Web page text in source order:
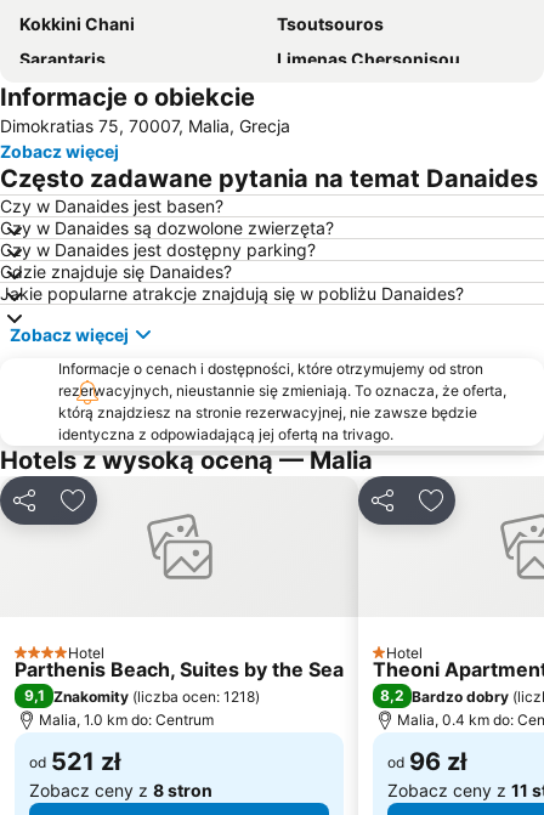
Kokkini Chani
Tsoutsouros
Sarantaris
Limenas Chersonisou
Mochos
Elounda
Plaka
Palace of Knossos
Heraklion Port
Voulisma
Plaża Amoudara
Agios Nikolaos
Lygaria
Aposelemis
Panagia Kera Kritsas
Schisma
Agios Nikolaos
Old Town of Heraklion
Crete Resistance Monument
East Beach of Ierapetra
Potamos
Bufos
Port of Hersonissos
Acqua Plus Water Park
Domes of Elounda - Gourmet Festival
Spinalonga
Informacje o obiekcie
Dimokratias 75, 70007, Malia, Grecja
Zobacz więcej
Często zadawane pytania na temat Danaides
Czy w Danaides jest basen?
Czy w Danaides są dozwolone zwierzęta?
Czy w Danaides jest dostępny parking?
Gdzie znajduje się Danaides?
Jakie popularne atrakcje znajdują się w pobliżu Danaides?
Zobacz więcej
Informacje o cenach i dostępności, które otrzymujemy od stron
rezerwacyjnych, nieustannie się zmieniają. To oznacza, że oferta,
którą znajdziesz na stronie rezerwacyjnej, nie zawsze będzie
identyczna z odpowiadającą jej ofertą na trivago.
Hotels z wysoką oceną — Malia
UdostępnijDodaj do ulubionych
4 Kategoria
Hotel
Parthenis Beach, Suites by the Sea
9,1 Znakomity (liczba ocen: 1218)
Malia, 1.0 km do: Centrum
od 521 zł
Zobacz ceny z 8 stron
UdostępnijDodaj do
1 Kategoria
Hotel
Theoni
8,2 Bardzo dobry (
Malia, 0.4 km do:
od 96 zł
Zobacz ceny z 11